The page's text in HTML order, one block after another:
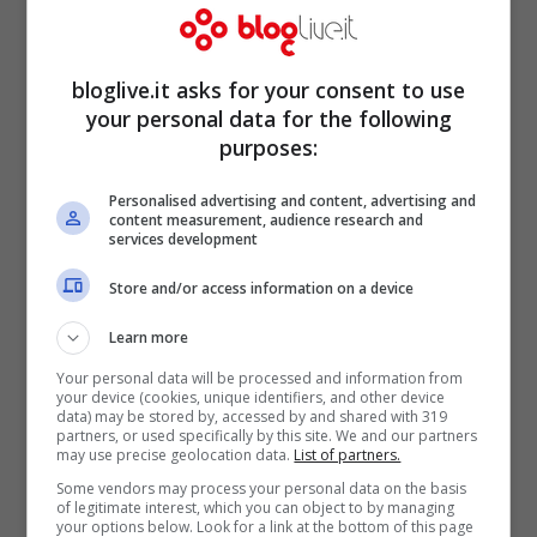
sentire la sua testimonianza. Inoltre il
corpo diAlessandro Di Ninoè stato
trovato con diversi tagli sulle gambe. Nella
stanza anche una finestra con il vetro
rotto, possibile causa deitaglidel ragazzo.
Provano dunque a fare chiarezza le
autorità su una misteriosa morte che al
momento non si sa come possa essere
avvenuta e se si sia trattato di omicidio o
meno. Nelle prossime ore si avranno
sicuramente maggiori dettagli.
POTREBBE INTERESSARTI ANCHE >>> La
bloglive.it asks for your consent to use
your personal data for the following
purposes:
Personalised advertising and content, advertising and
content measurement, audience research and
services development
Store and/or access information on a device
Learn more
Your personal data will be processed and information from
your device (cookies, unique identifiers, and other device
data) may be stored by, accessed by and shared with 319
partners, or used specifically by this site. We and our partners
may use precise geolocation data. List of partners.
Some vendors may process your personal data on the basis
of legitimate interest, which you can object to by managing
your options below. Look for a link at the bottom of this page